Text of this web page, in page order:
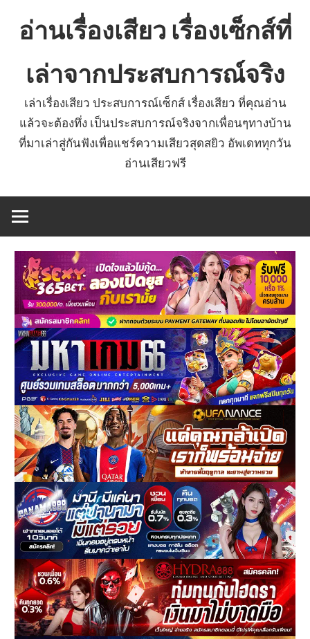
อ่านเรื่องเสียว เรื่องเซ็กส์ที่
เล่าจากประสบการณ์จริง
เล่าเรื่องเสียว ประสบการณ์เซ็กส์ เรื่องเสียว ที่คุณอ่าน
แล้วจะต้องทึ่ง เป็นประสบการณ์จริงจากเพื่อนๆทางบ้าน
ที่มาเล่าสู่กันฟังเพื่อแชร์ความเสียวสุดสยิว อัพเดททุกวัน
อ่านเสียวฟรี